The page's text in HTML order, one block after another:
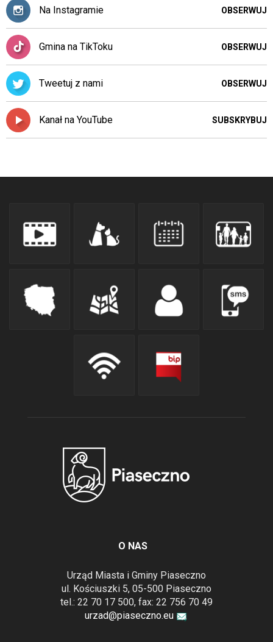
Na Instagramie OBSERWUJ
Gmina na TikToku OBSERWUJ
Tweetuj z nami OBSERWUJ
Kanał na YouTube SUBSKRYBUJ
O NAS
Urząd Miasta i Gminy Piaseczno
ul. Kościuszki 5, 05-500 Piaseczno
tel.: 22 70 17 500, fax: 22 756 70 49
urzad@piaseczno.eu